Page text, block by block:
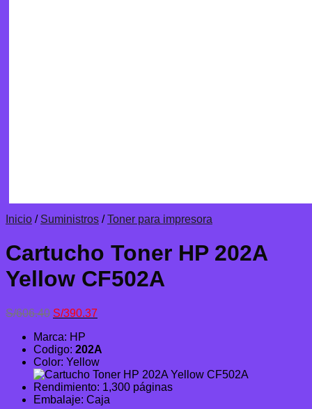
Inicio / Suministros / Toner para impresora
Cartucho Toner HP 202A
Yellow CF502A
S/606.40 El
original
era:
S/606.40.
S/390.37
es:
S/390.37.
Marca: HP
Codigo: 202A
Color: Yellow
Rendimiento: 1,300 páginas
Embalaje: Caja